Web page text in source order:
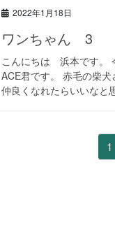
2022年1月18日
ワンちゃん 3
こんにちは 浜本です。
ACE君です。 赤毛の柴
仲良くなれたらいいなと
ペ
1